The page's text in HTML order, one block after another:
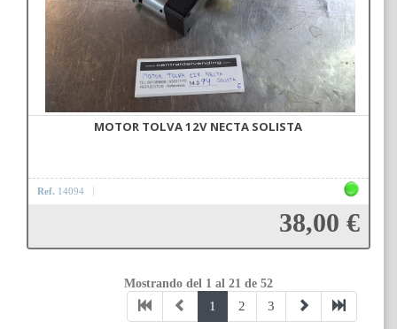
MOTOR TOLVA 12V NECTA SOLISTA
Ref. 14094
38,00 €
Añadir a la cesta
Mostrando del 1 al 21 de 52
1 2 3